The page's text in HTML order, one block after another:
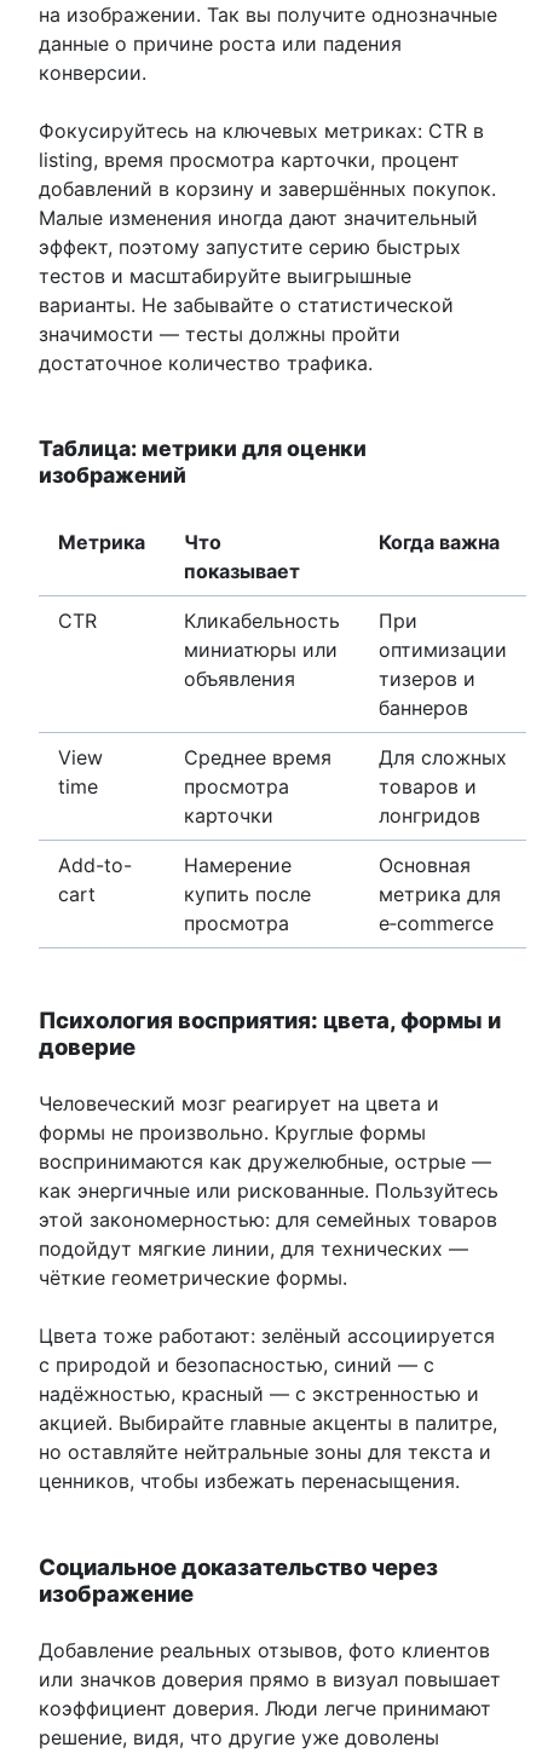
на изображении. Так вы получите однозначные
данные о причине роста или падения
конверсии.
Фокусируйтесь на ключевых метриках: CTR в
listing, время просмотра карточки, процент
добавлений в корзину и завершённых покупок.
Малые изменения иногда дают значительный
эффект, поэтому запустите серию быстрых
тестов и масштабируйте выигрышные
варианты. Не забывайте о статистической
значимости — тесты должны пройти
достаточное количество трафика.
Таблица: метрики для оценки
изображений
Метрика
Что
показывает
Когда важна
CTR
Кликабельность
миниатюры или
объявления
При
оптимизации
тизеров и
баннеров
View
time
Среднее время
просмотра
карточки
Для сложных
товаров и
лонгридов
Add-to-
cart
Намерение
купить после
просмотра
Основная
метрика для
e‑commerce
Психология восприятия: цвета, формы и
доверие
Человеческий мозг реагирует на цвета и
формы не произвольно. Круглые формы
воспринимаются как дружелюбные, острые —
как энергичные или рискованные. Пользуйтесь
этой закономерностью: для семейных товаров
подойдут мягкие линии, для технических —
чёткие геометрические формы.
Цвета тоже работают: зелёный ассоциируется
с природой и безопасностью, синий — с
надёжностью, красный — с экстренностью и
акцией. Выбирайте главные акценты в палитре,
но оставляйте нейтральные зоны для текста и
ценников, чтобы избежать перенасыщения.
Социальное доказательство через
изображение
Добавление реальных отзывов, фото клиентов
или значков доверия прямо в визуал повышает
коэффициент доверия. Люди легче принимают
решение, видя, что другие уже доволены